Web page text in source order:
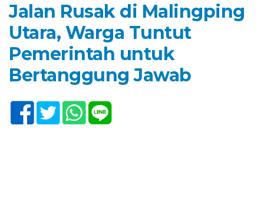
Jalan Rusak di Malingping
Utara, Warga Tuntut
Pemerintah untuk
Bertanggung Jawab